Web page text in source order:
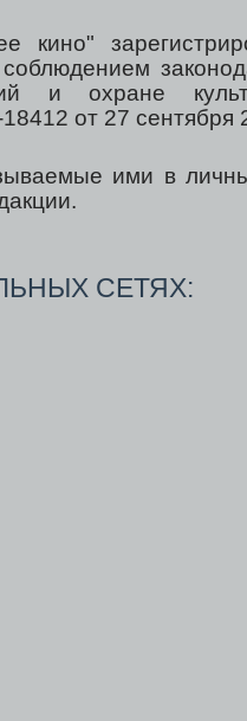
кино"
и охране
от 27 сентября
ими в
СЕТЯХ: